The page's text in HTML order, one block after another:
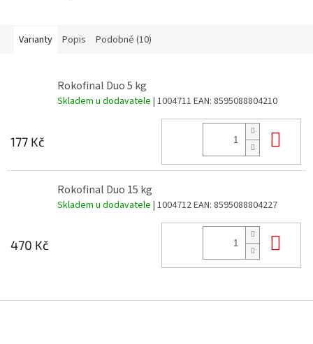
Varianty Popis Podobné (10)
Rokofinal Duo 5 kg
Skladem u dodavatele | 1004711 EAN: 8595088804210
177 Kč
Rokofinal Duo 15 kg
Skladem u dodavatele | 1004712EAN: 8595088804227
470 Kč